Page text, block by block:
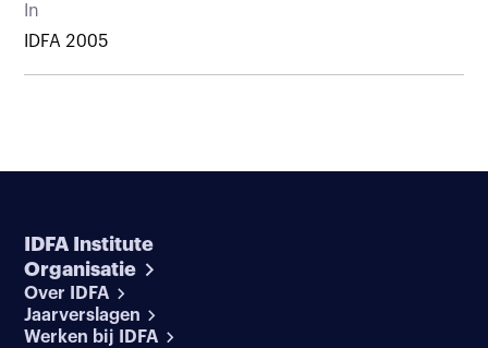
In
IDFA 2005
IDFA Institute
Organisatie
Over IDFA
Jaarverslagen
Werken bij IDFA